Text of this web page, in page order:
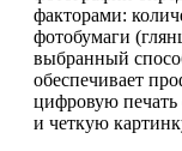
факторами:
фотобумаги
выбранный
обеспечивает
цифровую печать
и четкую